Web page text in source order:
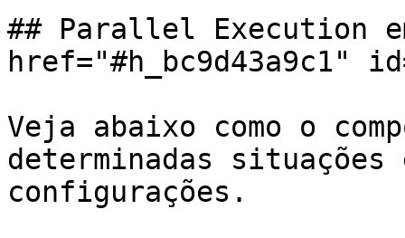
## Parallel Execution
href="#h_bc9d43a9c1"
Veja abaixo como o
determinadas
configurações.